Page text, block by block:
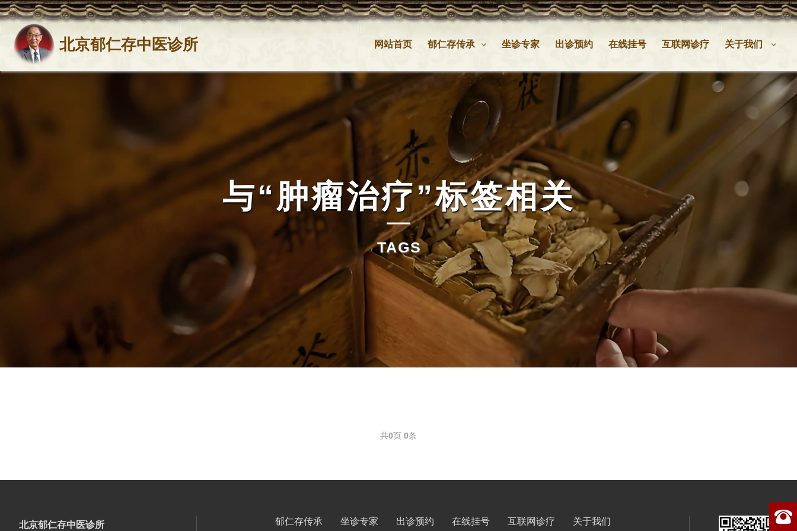
北京郁仁存中医诊所 网站首页 郁仁存传承 坐诊专家 出诊预约 在线挂号 互联网诊疗 关于我们
与“肿瘤治疗”标签相关
TAGS
共0页 0条
北京郁仁存中医诊所 郁仁存传承 坐诊专家 出诊预约 在线挂号 互联网诊疗 关于我们